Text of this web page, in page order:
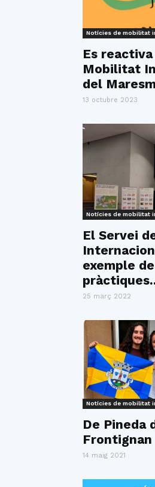
Notícies de mobilitat
Es
Mobilitat
del
13 octubre 2023
Notícies de mobilitat
El Servei
exemple
25 març 2022
Notícies de mobilitat
De Pineda
Frontignan
14 maig 2021